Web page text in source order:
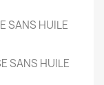
SANS HUILE
SANS HUILE